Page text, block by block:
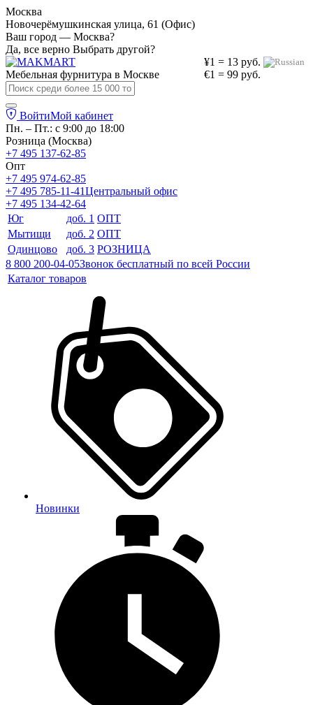
Москва
Новочерёмушкинская улица, 61 (Офис)
Ваш город — Москва?
Да, все верно Выбрать другой?
¥1 = 13 руб.
€1 = 99 руб.
Мебельная фурнитура в Москве
ВойтиМой кабинет
Пн. – Пт.: с 9:00 до 18:00
Розница (Москва)
+7 495 137-62-85
Опт
+7 495 974-62-85
+7 495 785-11-41Центральный офис
+7 495 134-42-64
Юг
доб. 1 ОПТ
Мытищи
доб. 2 ОПТ
Одинцово
доб. 3 РОЗНИЦА
8 800 200-04-05Звонок бесплатный по всей России
Каталог товаров
Новинки